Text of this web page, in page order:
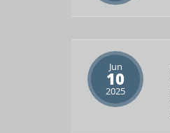
Jun
10
2025